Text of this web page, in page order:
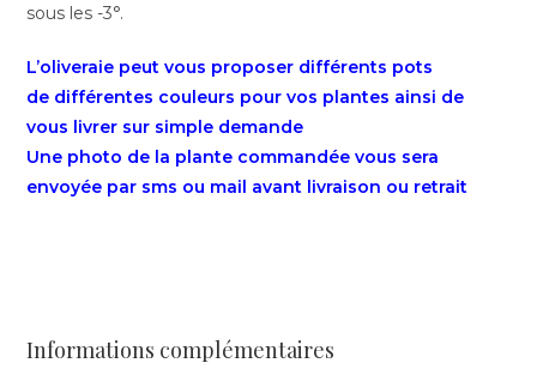
sous les -3°.
L’oliveraie peut vous proposer différents pots
de différentes couleurs pour vos plantes ainsi de
vous livrer sur simple demande
Une photo de la plante commandée vous sera
envoyée par sms ou mail avant livraison ou retrait
Informations complémentaires